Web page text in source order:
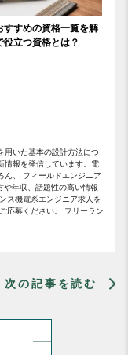
すすめの資格一覧を解
役立つ資格とは？
用いた基本の設計方法につ
情報を発信しています。電
ん、 フィールドエンジニア
や年収、話題性の高い情報
ス機電系エンジニア求人を
応募ください。 フリーラン
次の記事を読む